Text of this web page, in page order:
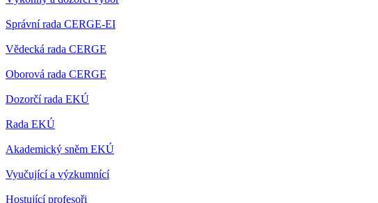
Správní rada CERGE-EI
Vědecká rada CERGE
Oborová rada CERGE
Dozorčí rada EKÚ
Rada EKÚ
Akademický sněm EKÚ
Vyučující a výzkumnící
Hostující profesoři